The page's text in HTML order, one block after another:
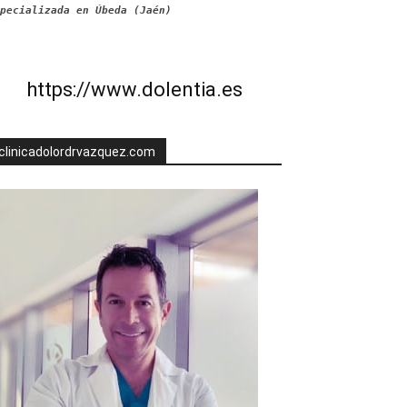
en Úbeda (Jaén)
https://www.dolentia.es